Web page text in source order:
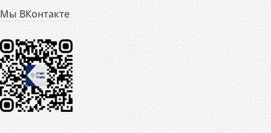
Мы ВКонтакте